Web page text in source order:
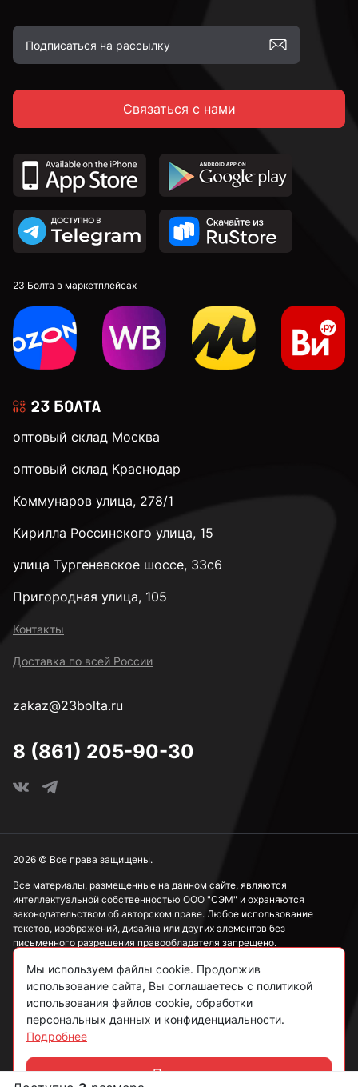
Связаться с нами
23 Болта в маркетплейсах
оптовый склад Москва
оптовый склад Краснодар
Коммунаров улица, 278/1
Кирилла Россинского улица, 15
улица Тургеневское шоссе, 33с6
Пригородная улица, 105
Контакты
Доставка по всей России
zakaz@23bolta.ru
8 (861) 205-90-30
Все материалы, размещенные на данном сайте, являются
интеллектуальной собственностью ООО "СЭМ" и охраняются
законодательством об авторском праве. Любое использование
текстов, изображений, дизайна или других элементов без
письменного разрешения правообладателя запрещено.
Информация, представленная на сайте, носит исключительно
ознакомительный характер и не может рассматриваться как
публичная оферта в соответствии со ст. 437 ГК РФ.
Политика конфиденциальности
Согласие на обработку данных
2026 © Все права защищены.
Мы используем файлы cookie. Продолжив
использование сайта, Вы соглашаетесь с политикой
использования файлов cookie, обработки
персональных данных и конфиденциальности.
Подробнее
Принять